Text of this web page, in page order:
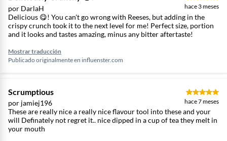
por DarlaH hace 3 meses
Delicious 😋! You can't go wrong with Reeses, but adding in the
crispy crunch took it to the next level for me! Perfect size, portion
and it looks and tastes amazing, minus any bitter aftertaste!
Mostrar traducción
Publicado originalmente en influenster.com
Scrumptious
por jamiej196 hace 7 meses
These are really nice a really nice flavour tool into these and your
will Definately not regret it.. nice dipped in a cup of tea they melt in
your mouth